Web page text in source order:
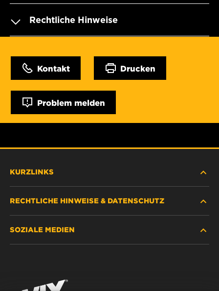
Rechtliche Hinweise
Kontakt Drucken
Problem melden
KURZLINKS
HÄNDLERSUCHE
KONTAKT
RECHTLICHE HINWEISE & DATENSCHUTZ
IMPRESSUM
SOZIALE MEDIEN